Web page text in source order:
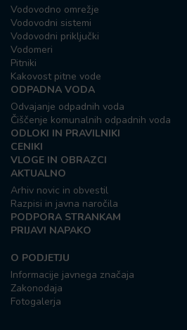
Vodovodno omrežje
Vodovodni sistemi
Vodovodni priključki
Vodomeri
Pitniki
Kakovost pitne vode
ODPADNA VODA
Odvajanje odpadnih voda
Čiščenje komunalnih odpadnih voda
ODLOKI IN PRAVILNIKI
CENIKI
VLOGE IN OBRAZCI
AKTUALNO
Arhiv novic in obvestil
Razpisi in javna naročila
PODPORA STRANKAM
PRIJAVI NAPAKO
O PODJETJU
Informacije javnega značaja
Zakonodaja
Fotogalerja